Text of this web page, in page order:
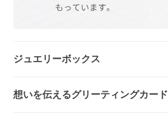
ジュエリーボックス
想いを伝えるグリーティングカード